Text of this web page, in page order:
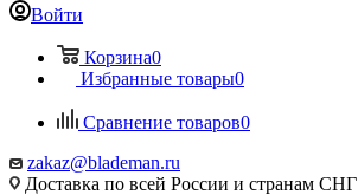
Войти
Корзина0
Избранные товары0
Сравнение товаров0
zakaz@blademan.ru
Доставка по всей России и странам СНГ